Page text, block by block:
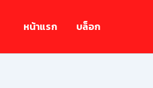
หน้าแรก บล็อก